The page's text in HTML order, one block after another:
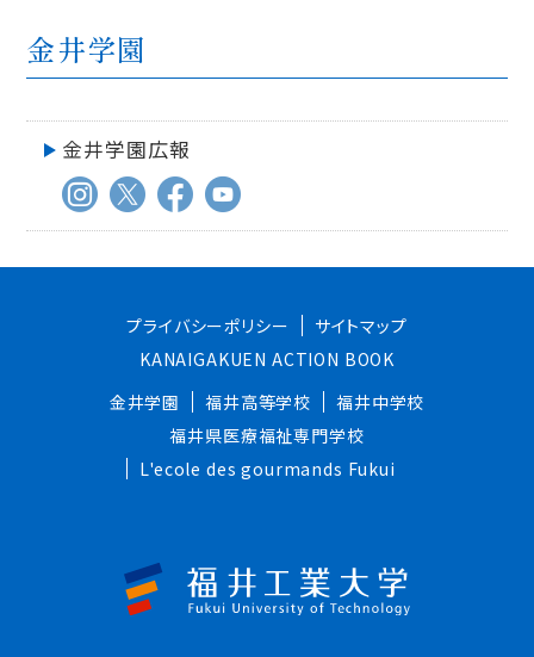
金井学園
金井学園広報
プライバシーポリシー
サイトマップ
KANAIGAKUEN ACTION BOOK
金井学園
福井高等学校
福井中学校
福井県医療福祉専門学校
L'ecole des gourmands Fukui